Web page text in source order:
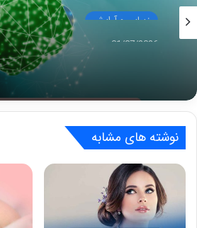
زیبایی و آرایش
تاثیر رنگ در یادگیری چیست؟
حافظه، ذهن و یادگیری شما
نوشته های مشابه